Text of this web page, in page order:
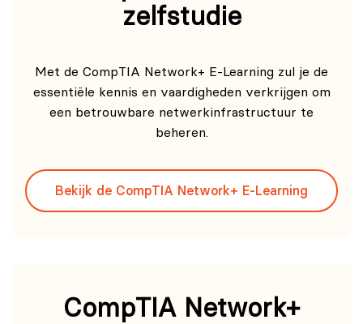
zelfstudie
Met de CompTIA Network+ E-Learning zul je de
essentiële kennis en vaardigheden verkrijgen om
een betrouwbare netwerkinfrastructuur te
beheren.
Bekijk de CompTIA Network+ E-Learning
CompTIA Network+